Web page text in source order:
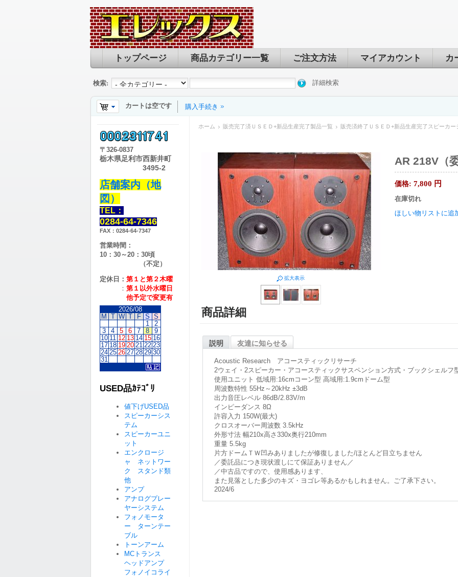
トップページ 商品カテゴリー一覧 ご注文方法 マイアカウント カ
検索: 詳細検索
カートは空です 購入手続き
ホーム 販売完了済ＵＳＥＤ+新品生産完了製品一覧 販売済終了ＵＳＥＤ+新品生産完了スピーカー
拡大表示
AR 218V（委
価格: 7,800 円
在庫切れ
ほしい物リストに追
商品詳細
説明 友達に知らせる
Acoustic Research アコースティックリサーチ
2ウェイ・2スピーカー・アコースティックサスペンション方式・ブックシェルフ
使用ユニット 低域用:16cmコーン型 高域用:1.9cmドーム型
周波数特性 55Hz～20kHz ±3dB
出力音圧レベル 86dB/2.83V/m
インピーダンス 8Ω
許容入力 150W(最大)
クロスオーバー周波数 3.5kHz
外形寸法 幅210x高さ330x奥行210mm
重量 5.5kg
片方ドームＴＷ凹みありましたが修復しました/ほとんど目立ちません
／委託品につき現状渡しにて保証ありません／
／中古品ですので、使用感あります、
また見落とした多少のキズ・ヨゴレ等あるかもしれません。ご了承下さい。
2024/6
〒 326-0837
栃木県足利市西新井町
3495-2
店舗案内（地
図）
TEL：
0284-64-7346
FAX：0284-64-7347
営業時間：
10：30～20：30頃
（不定）
定休日： 第１と第２木曜
： 第１以外水曜日
他予定で変更有
2026/08
M
T W T F S S
1
2
3
4 5 6 7 8
9
10 11 12 13 14 15 16
17 18 19 20 21 22 23
24 25 26 27 28 29 30
31
USED品ｶﾃｺﾞﾘ
値下げUSED品
スピーカーシス
テム
スピーカーユニ
ット
エンクロージ
ャ ネットワー
ク スタンド類
他
アンプ
アナログプレー
ヤーシステム
フォノモータ
ー ターンテー
ブル
トーンアーム
MCトランス
ヘッドアンプ
フォノイコライ